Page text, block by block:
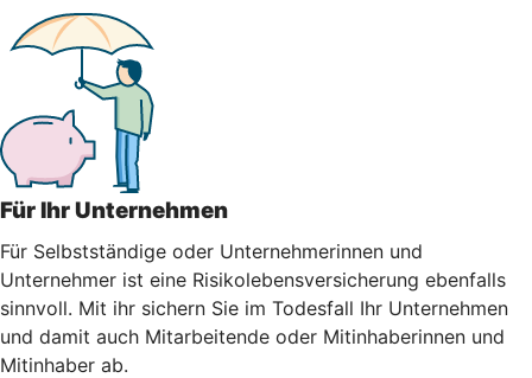
Für Ihr Unternehmen
Für Selbstständige oder Unternehmerinnen und
Unternehmer ist eine Risikolebensversicherung ebenfalls
sinnvoll. Mit ihr sichern Sie im Todesfall Ihr Unternehmen
und damit auch Mitarbeitende oder Mitinhaberinnen und
Mitinhaber ab.